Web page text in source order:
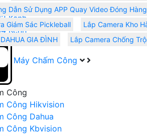
Kênh
Kênh
Kênh
Máy Chấm Công
Công
Công Hikvision
Công Dahua
Công Kbvision
Dẫn Sử Dụng APP Quay Video Đóng Hàng
Giám Sác Pickleball
Lắp Camera Kho
GIA ĐÌNH
Lắp Camera Chống